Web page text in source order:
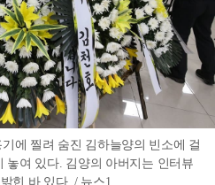
에 찔려 숨진 김하늘양의 빈소에 걸
놓여 있다. 김양의 아버지는 인터뷰
힌 바 있다. / 뉴스1